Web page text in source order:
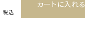
税込
カートに入れる